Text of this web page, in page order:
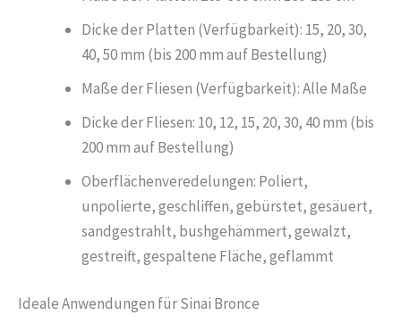
Dicke der Platten (Verfügbarkeit): 15, 20, 30,
40, 50 mm (bis 200 mm auf Bestellung)
Maße der Fliesen (Verfügbarkeit): Alle Maße
Dicke der Fliesen: 10, 12, 15, 20, 30, 40 mm (bis
200 mm auf Bestellung)
Oberflächenveredelungen: Poliert,
unpolierte, geschliffen, gebürstet, gesäuert,
sandgestrahlt, bushgehämmert, gewalzt,
gestreift, gespaltene Fläche, geflammt
Ideale Anwendungen für Sinai Bronce